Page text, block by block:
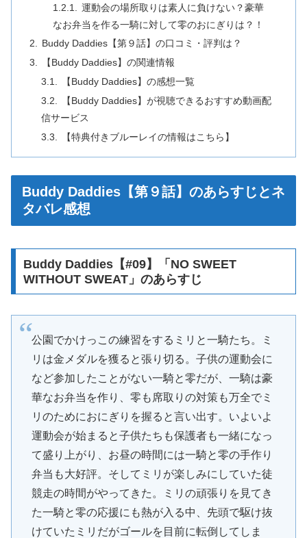
運動会の場所取りは素人に負けない？豪華
なお弁当を作る一騎に対して零のおにぎりは？！
Buddy Daddies【第９話】の口コミ・評判は？
【Buddy Daddies】の関連情報
【Buddy Daddies】の感想一覧
【Buddy Daddies】が視聴できるおすすめ動画配
信サービス
【特典付きブルーレイの情報はこちら】
Buddy Daddies【第９話】のあらすじとネ
タバレ感想
Buddy Daddies【#09】「NO SWEET
WITHOUT SWEAT」のあらすじ
公園でかけっこの練習をするミリと一騎たち。ミ
リは金メダルを獲ると張り切る。子供の運動会に
など参加したことがない一騎と零だが、一騎は豪
華なお弁当を作り、零も席取りの対策も万全でミ
リのためにおにぎりを握ると言い出す。いよいよ
運動会が始まると子供たちも保護者も一緒になっ
て盛り上がり、お昼の時間には一騎と零の手作り
弁当も大好評。そしてミリが楽しみにしていた徒
競走の時間がやってきた。ミリの頑張りを見てき
た一騎と零の応援にも熱が入る中、先頭で駆け抜
けていたミリだがゴールを目前に転倒してしま